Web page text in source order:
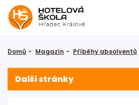
Domů Magazín Příběhy absolventů
Další stránky